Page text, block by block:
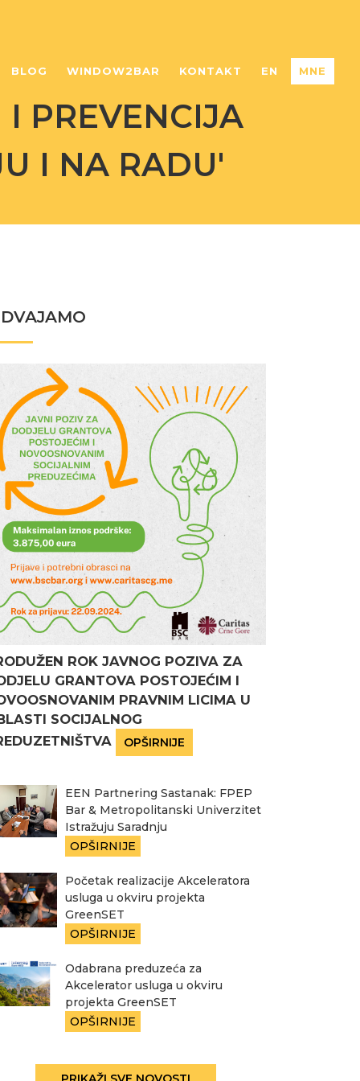
BLOG WINDOW2BAR KONTAKT EN MNE
PREVENCIJA
I NA RADU'
ROK JAVNOG POZIVA ZA
GRANTOVA POSTOJEĆIM I
PRAVNIM LICIMA U
SOCIJALNOG
OPŠIRNIJE
EEN Partnering Sastanak: FPEP
Bar & Metropolitanski Univerzitet
Istražuju Saradnju
OPŠIRNIJE
Početak realizacije Akceleratora
usluga u okviru projekta
GreenSET
OPŠIRNIJE
Odabrana preduzeća za
Akcelerator usluga u okviru
projekta GreenSET
OPŠIRNIJE